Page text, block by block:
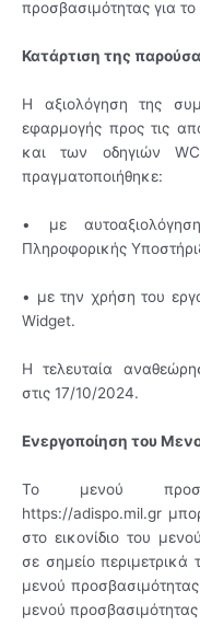
προσβασιμότητας για
Κατάρτιση της
Η αξιολόγηση της
εφαρμογής προς τις
και των οδηγιών
πραγματοποιήθηκε:
• με
Πληροφορικής
• με την χρήση του
Widget.
Η τελευταία
στις 17/10/2024.
Ενεργοποίηση του
Το μενού
https://adispo.mil.gr
στο εικονίδιο του
σε σημείο περιμετρικά
μενού
μενού